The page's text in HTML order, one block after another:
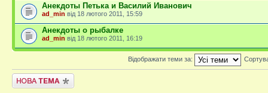
Анекдоты Петька и Василий Иванович
ad_min від 18 лютого 2011, 15:59
Анекдоты о рыбалке
ad_min від 18 лютого 2011, 16:19
Відображати теми за:
Створити нову тему